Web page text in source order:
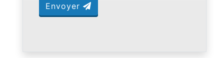
Envoyer